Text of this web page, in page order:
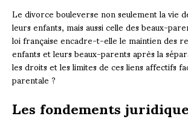
Le divorce bouleverse non seulement la vie
leurs enfants, mais aussi celle des beaux-
loi française encadre-t-elle le maintien des
enfants et leurs beaux-parents après la
les droits et les limites de ces liens affectifs
parentale ?
Les fondements